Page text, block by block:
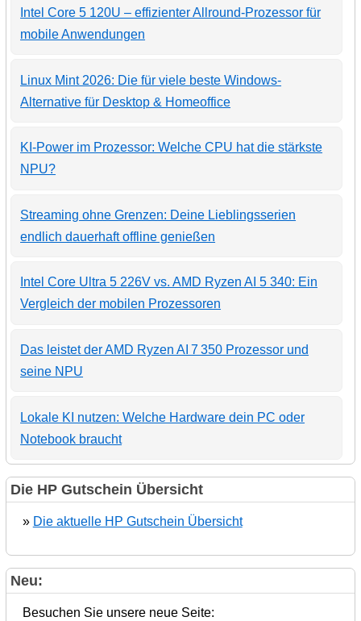
Intel Core 5 120U – effizienter Allround-Prozessor für
mobile Anwendungen
Linux Mint 2026: Die für viele beste Windows-
Alternative für Desktop & Homeoffice
KI-Power im Prozessor: Welche CPU hat die stärkste
NPU?
Streaming ohne Grenzen: Deine Lieblingsserien
endlich dauerhaft offline genießen
Intel Core Ultra 5 226V vs. AMD Ryzen AI 5 340: Ein
Vergleich der mobilen Prozessoren
Das leistet der AMD Ryzen AI 7 350 Prozessor und
seine NPU
Lokale KI nutzen: Welche Hardware dein PC oder
Notebook braucht
Die HP Gutschein Übersicht
» Die aktuelle HP Gutschein Übersicht
Neu:
Besuchen Sie unsere neue Seite: